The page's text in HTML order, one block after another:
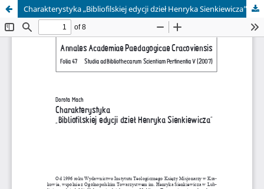
Charakterystyka „Bibliofilskiej edycji dzieł Henryka Sienkiewicza”